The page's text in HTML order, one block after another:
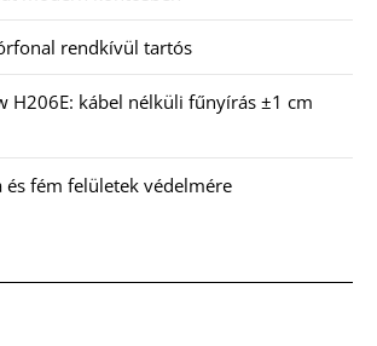
rendkívül tartós
H206E: kábel nélküli fűnyírás ±1 cm
és fém felületek védelmére